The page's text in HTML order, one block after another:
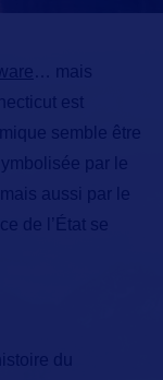
… mais
est
semble être
par le
aussi par le
de l’État se